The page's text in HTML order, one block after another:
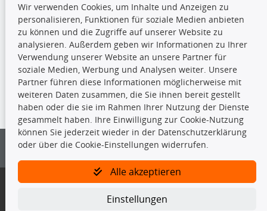
TecDoc Inside
Die hier angezeigten Daten insbesondere die gesamte Datenbank dürfen
nicht kopiert werden.
Es ist zu unterlassen, die Daten oder die gesamte Datenbank ohne
vorherige Zustimmung von TecDoc zu vervielfältigen, zu verbreiten
und/oder diese Handlungen durch Dritte ausführen zu lassen. Ein
Bitte prüfen Sie, ob das über unseren Onlineshop identifizierte Ersatzteil
Gegebenenfalls sind ergänzende Informationen notwendig, um
Wir verwenden Cookies, um Inhalte und Anzeigen zu
personalisieren, Funktionen für soziale Medien anbieten
zu können und die Zugriffe auf unserer Website zu
analysieren. Außerdem geben wir Informationen zu Ihrer
Verwendung unserer Website an unsere Partner für
soziale Medien, Werbung und Analysen weiter. Unsere
Partner führen diese Informationen möglicherweise mit
weiteren Daten zusammen, die Sie ihnen bereit gestellt
haben oder die sie im Rahmen Ihrer Nutzung der Dienste
gesammelt haben. Ihre Einwilligung zur Cookie-Nutzung
können Sie jederzeit wieder in der Datenschutzerklärung
oder über die Cookie-Einstellungen widerrufen.
Alle akzeptieren
Einstellungen